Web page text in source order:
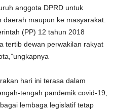
anggota DPRD untuk
maupun ke masyarakat.
(PP) 12 tahun 2018
tertib dewan perwakilan rakyat
hari ini terasa dalam
tengah pandemik covid-19,
lembaga legislatif tetap